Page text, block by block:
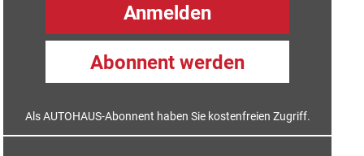
Anmelden
Abonnent werden
Als AUTOHAUS-Abonnent haben Sie kostenfreien Zugriff.